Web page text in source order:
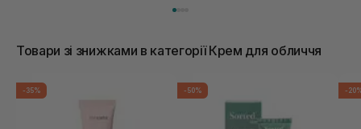
Товари зі знижками в категорії Крем для обличчя
-35% -50% -